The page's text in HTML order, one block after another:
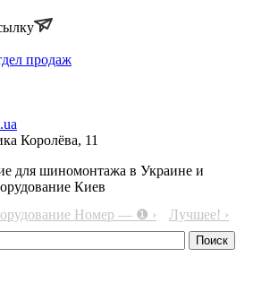
продаж
Королёва, 11
для шиномонтажа в Украине и
Киев
Номер — ❶ › Лучшее! ›